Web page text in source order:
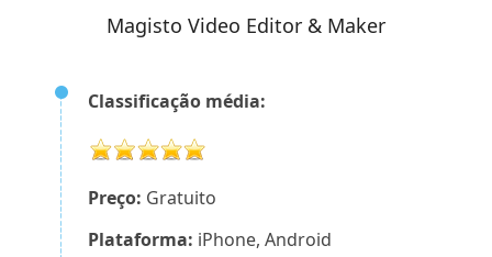
Magisto Video Editor & Maker
Classificação média:
Preço: Gratuito
Plataforma: iPhone, Android